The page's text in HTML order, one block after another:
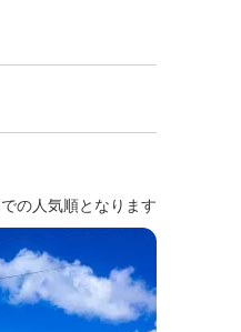
の人気順となります